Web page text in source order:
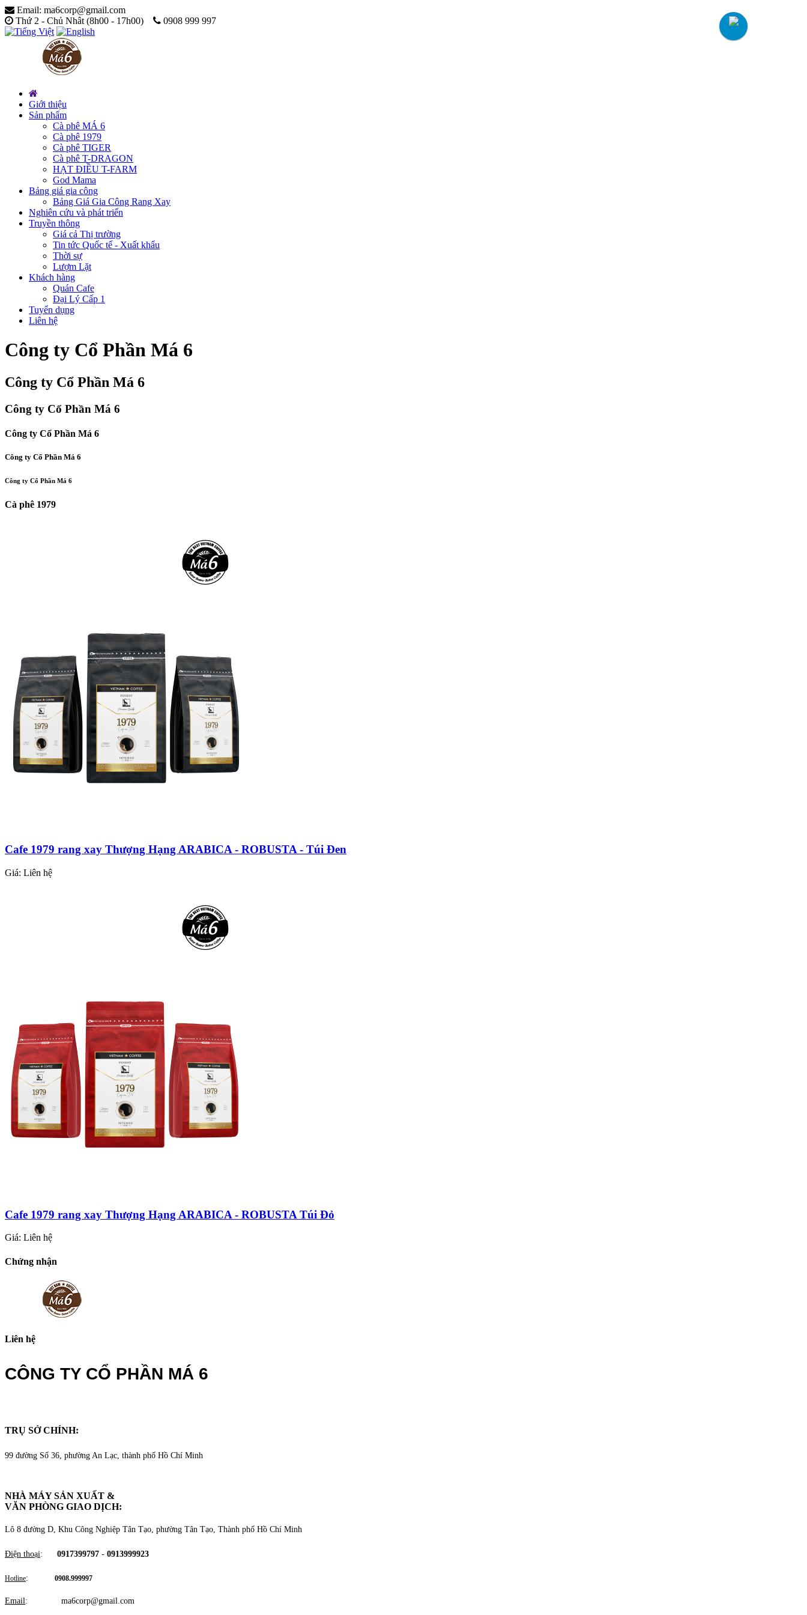
Email: ma6corp@gmail.com
Thứ 2 - Chủ Nhât (8h00 - 17h00)
0908 999 997
Giới thiệu
Sản phẩm
Cà phê MÁ 6
Cà phê 1979
Cà phê TIGER
Cà phê T-DRAGON
HẠT ĐIỀU T-FARM
God Mama
Bảng giá gia công
Bảng Giá Gia Công Rang Xay
Nghiên cứu và phát triển
Truyền thông
Giá cả Thị trường
Tin tức Quốc tế - Xuất khẩu
Thời sự
Lượm Lặt
Khách hàng
Quán Cafe
Đại Lý Cấp 1
Tuyển dụng
Liên hệ
Công ty Cổ Phần Má 6
Công ty Cổ Phần Má 6
Công ty Cổ Phần Má 6
Công ty Cổ Phần Má 6
Công ty Cổ Phần Má 6
Công ty Cổ Phần Má 6
Cà phê 1979
Cafe 1979 rang xay Thượng Hạng ARABICA - ROBUSTA - Túi Đen
Giá: Liên hệ
Cafe 1979 rang xay Thượng Hạng ARABICA - ROBUSTA Túi Đỏ
Giá: Liên hệ
Chứng nhận
Liên hệ
CÔNG TY CỔ PHẦN MÁ 6
TRỤ SỞ CHÍNH:
99 đường Số 36, phường An Lạc, thành phố Hồ Chí Minh
NHÀ MÁY SẢN XUẤT &
VĂN PHÒNG GIAO DỊCH:
Lô 8 đường D, Khu Công Nghiệp Tân Tạo, phường Tân Tạo, Thành phố Hồ Chí Minh
Điện thoại: 0917399797 - 0913999923
Hotline: 0908.999997
Email: ma6corp@gmail.com